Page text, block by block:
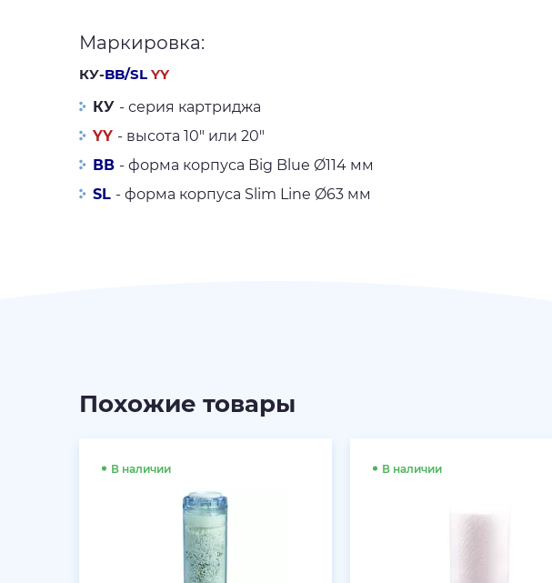
Маркировка:
КУ-BB/SL YY
КУ - серия картриджа
YY - высота 10" или 20"
ВВ - форма корпуса Big Blue Ø114 мм
SL - форма корпуса Slim Line Ø63 мм
Похожие товары
В наличии В наличии